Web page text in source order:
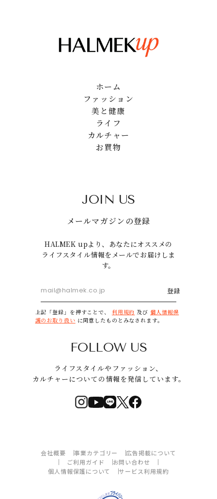
ホーム
ファッション
美と健康
ライフ
カルチャー
お買物
JOIN US
メールマガジンの登録
HALMEK upより、あなたにオススメの
ライフスタイル情報をメールでお届けしま
す。
登録
上記「登録」を押すことで、 利用規約 及び 個人情報保
護のお取り扱い に同意したものとみなされます。
FOLLOW US
ライフスタイルやファッション、
カルチャーについての情報を発信しています。
会社概要 事業カテゴリー
広告掲載について
ご利用ガイド
お問い合わせ
個人情報保護について
サービス利用規約